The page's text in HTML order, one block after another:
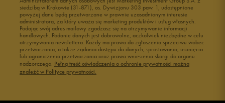
siedzibą w Krakowie (31-871), os. Dywizjonu 303 paw. 1, udostępnione
powyżej dane będą przetwarzane w prawnie uzasadnionym interesie
administratora, za który uważa się marketing produktów i usług własnych.
Podając swój adres mailowy zgadzasz się na otrzymywanie informacji
handlowych. Podanie danych jest dobrowolne, aczkolwiek niezbędne w celu
otrzymywania newslettera. Każdy ma prawo do zgłoszenia sprzeciwu wobec
przetwarzania, a także żądania dostępu do danych, sprostowania, usunięcia
lub ograniczenia przetwarzania oraz prawo wniesienia skargi do organu
nadzorczego. Pełną treść oświadczenia o ochronie prywatności można
znaleźć w Polityce prywatności.